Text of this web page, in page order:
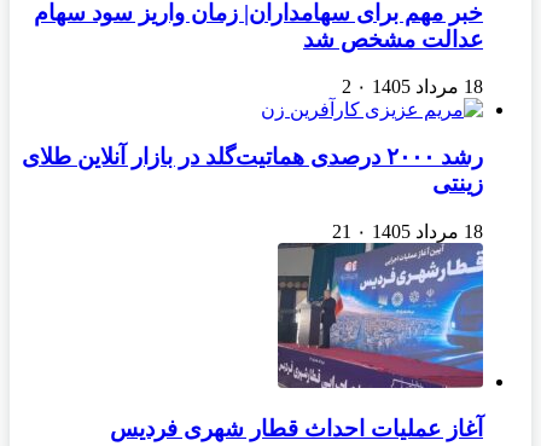
خبر مهم برای سهامداران| زمان واریز سود سهام
عدالت مشخص شد
18 مرداد 1405 ۰ 2
رشد ۲۰۰۰ درصدی هماتیت‌گلد در بازار آنلاین طلای
زینتی
18 مرداد 1405 ۰ 21
آغاز عملیات احداث قطار شهری فردیس